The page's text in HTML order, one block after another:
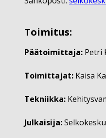
Toimitus:
Päätoimittaja: Petri
Toimittajat: Kaisa
Tekniikka:
Julkaisija: